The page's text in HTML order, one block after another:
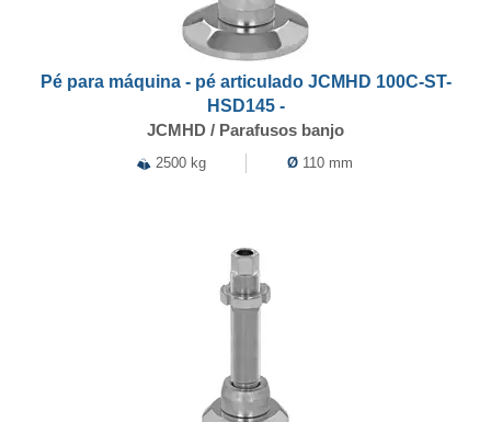
Pé para máquina - pé articulado JCMHD 100C-ST-
HSD145 -
JCMHD / Parafusos banjo
2500 kg Ø 110 mm